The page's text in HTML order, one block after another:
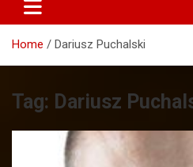
Home Dariusz Puchalski
Tag: Dariusz